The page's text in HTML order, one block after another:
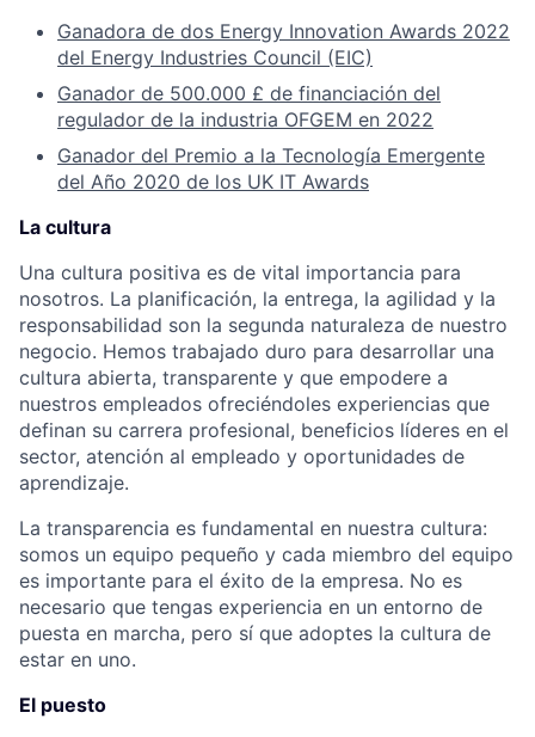
Ganadora de dos Energy Innovation Awards 2022
del Energy Industries Council (EIC)
Ganador de 500.000 £ de financiación del
regulador de la industria OFGEM en 2022
Ganador del Premio a la Tecnología Emergente
del Año 2020 de los UK IT Awards
La cultura
Una cultura positiva es de vital importancia para
nosotros. La planificación, la entrega, la agilidad y la
responsabilidad son la segunda naturaleza de nuestro
negocio. Hemos trabajado duro para desarrollar una
cultura abierta, transparente y que empodere a
nuestros empleados ofreciéndoles experiencias que
definan su carrera profesional, beneficios líderes en el
sector, atención al empleado y oportunidades de
aprendizaje.
La transparencia es fundamental en nuestra cultura:
somos un equipo pequeño y cada miembro del equipo
es importante para el éxito de la empresa. No es
necesario que tengas experiencia en un entorno de
puesta en marcha, pero sí que adoptes la cultura de
estar en uno.
El puesto